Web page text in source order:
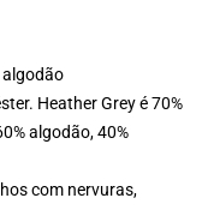
algodão
Heather Grey é 70%
algodão, 40%
com nervuras,